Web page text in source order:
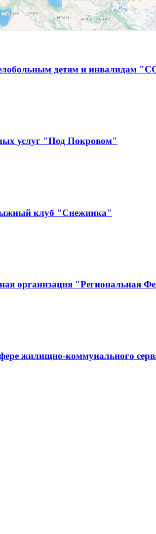
детям и инвалидам
услуг "Под Покровом"
клуб "Снежинка"
организация "Региональная
жилищно-коммунального